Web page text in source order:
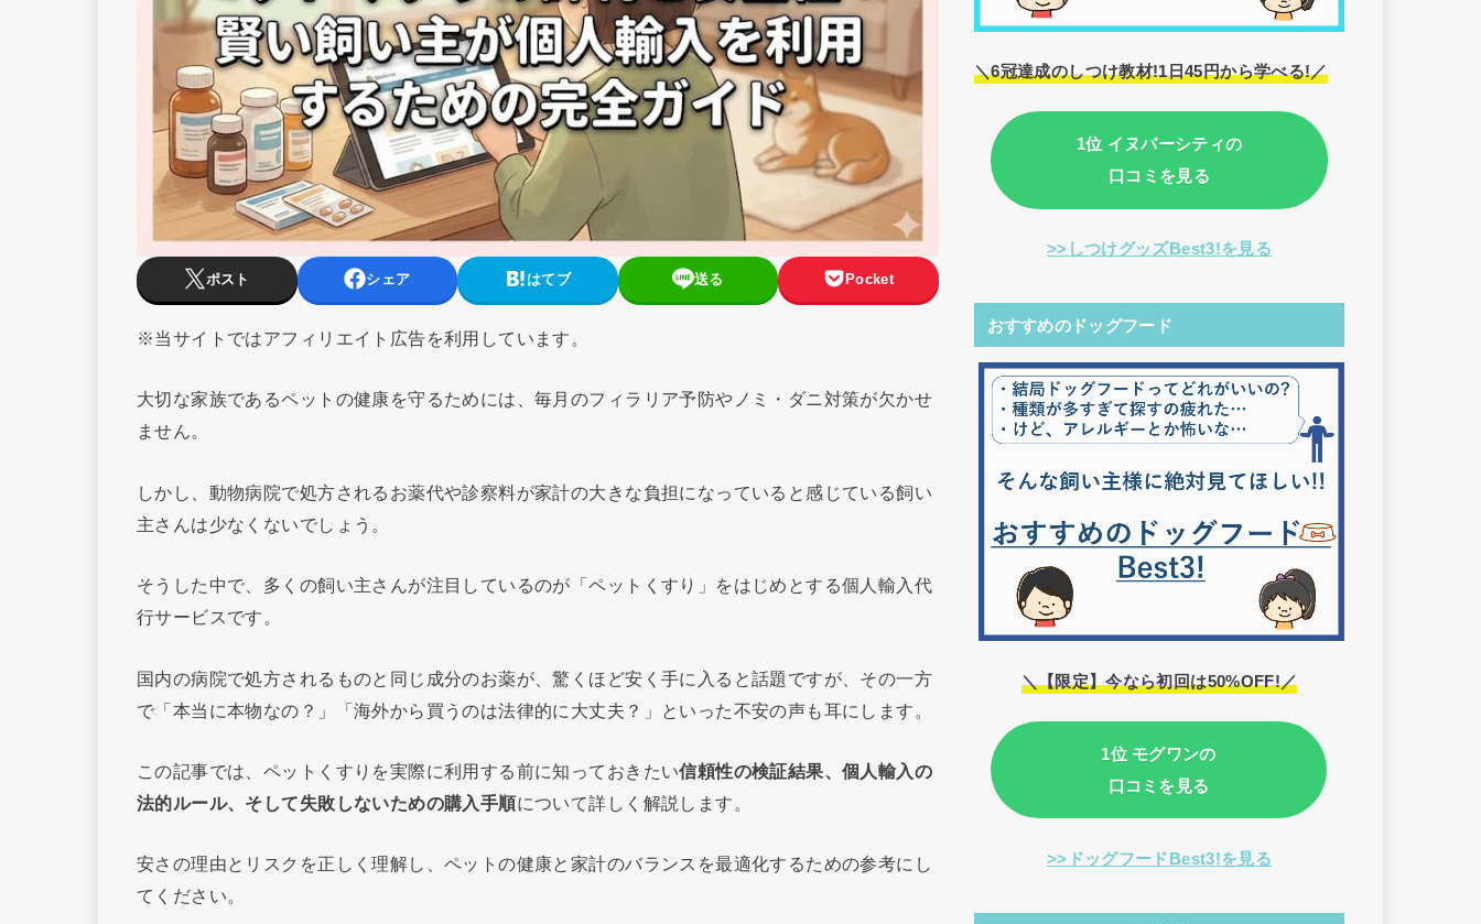
ポスト シェア はてブ 送る Pocket
※当サイトではアフィリエイト広告を利用しています。
大切な家族であるペットの健康を守るためには、毎月のフィラリア予防やノミ・ダニ対策が欠かせ
ません。
しかし、動物病院で処方されるお薬代や診察料が家計の大きな負担になっていると感じている飼い
主さんは少なくないでしょう。
そうした中で、多くの飼い主さんが注目しているのが「ペットくすり」をはじめとする個人輸入代
行サービスです。
国内の病院で処方されるものと同じ成分のお薬が、驚くほど安く手に入ると話題ですが、その一方
で「本当に本物なの？」「海外から買うのは法律的に大丈夫？」といった不安の声も耳にします。
この記事では、ペットくすりを実際に利用する前に知っておきたい信頼性の検証結果、個人輸入の
法的ルール、そして失敗しないための購入手順について詳しく解説します。
安さの理由とリスクを正しく理解し、ペットの健康と家計のバランスを最適化するための参考にし
てください。
＼6冠達成のしつけ教材!1日45円から学べる!／
1位 イヌバーシティの
口コミを見る
>>しつけグッズBest3!を見る
おすすめのドッグフード
＼【限定】今なら初回は50%OFF!／
1位 モグワンの
口コミを見る
>>ドッグフードBest3!を見る